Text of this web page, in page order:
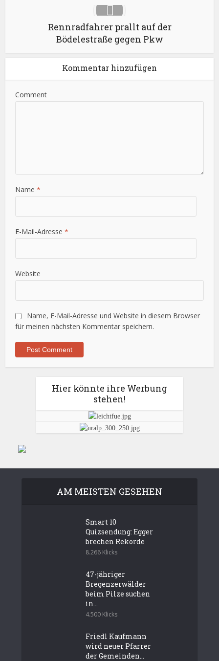
Rennradfahrer prallt auf der
Bödelestraße gegen Pkw
Kommentar hinzufügen
Comment
Name*
E-Mail-Adresse*
Website
Name, E-Mail-Adresse und Website in diesem Browser
für meinen nächsten Kommentar speichern.
Hier könnte ihre Werbung
stehen!
AM MEISTEN GESEHEN
Smart 10
Quizsendung: Egger
brechen Rekorde
8.266 Klicks
47-jähriger
Bregenzerwälder
beim Pilze suchen
in...
4.500 Klicks
Friedl Kaufmann
wird neuer Pfarrer
der Gemeinden...